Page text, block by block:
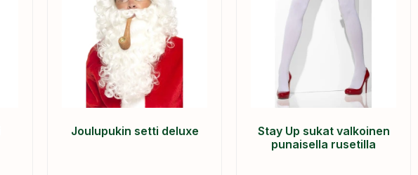
Joulupukin setti deluxe
Stay Up sukat valkoinen
punaisella rusetilla